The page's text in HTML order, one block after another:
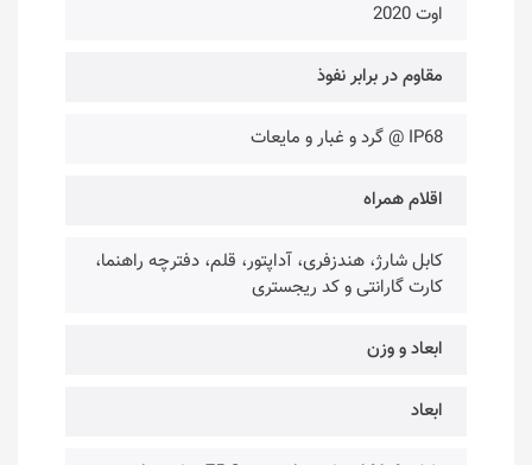
اوت 2020
مقاوم در برابر نفوذ
IP68 @ گرد و غبار و مایعات
اقلام همراه
کابل شارژ، هندزفری، آداپتور، قلم، دفترچه راهنما،
کارت گارانتی و کد ریجستری
ابعاد و وزن
ابعاد